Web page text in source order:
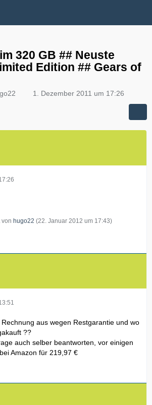
320 GB ## Neuste
Edition ## Gears of
1. Dezember 2011 um 17:26
von hugo22 (22. Januar 2012 um 17:43)
aus wegen Restgarantie und wo
??
auch selber beantworten, vor einigen
Amazon für 219,97 €